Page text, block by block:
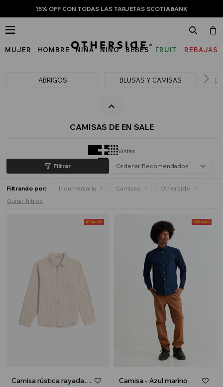
15% OFF CON TODAS LAS TARJETAS SCOTIABANK
MUJER HOMBRE NIÑA NIÑO BEBÉS
FRUIT
THE
REBAJAS

ABRIGOS BLUSAS Y CAMISAS
CAMISAS DE EN SALE
Vistas
Recomendados
Filtrando por: Indumentaria Camisas
Otherside
Quitar filtros
Camisa rústica rayada - Beige
Camisa - Azul marino